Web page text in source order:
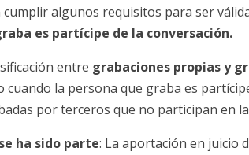
algunos requisitos para ser
es partícipe de la conversación.
entre grabaciones propias y
la persona que graba es
por terceros que no participan en
ha sido parte: La aportación en juicio